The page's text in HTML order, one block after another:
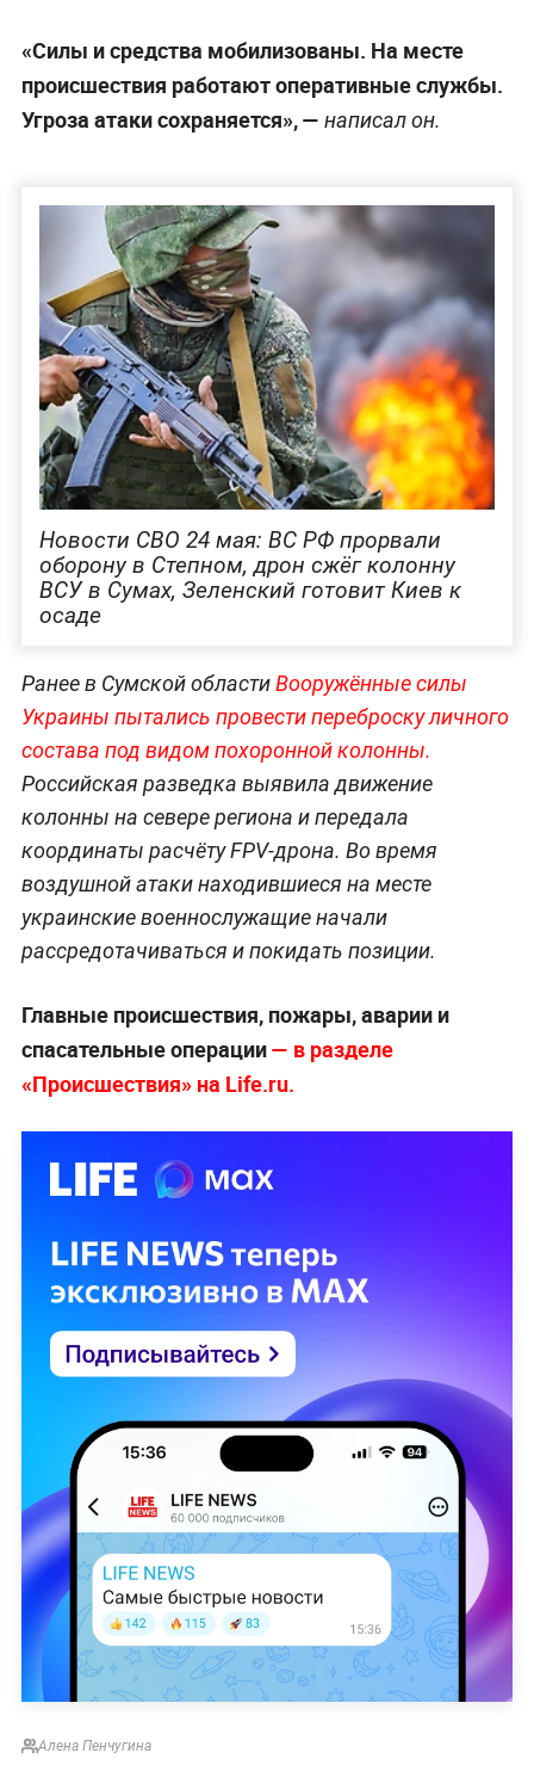
«Силы и средства мобилизованы. На месте
происшествия работают оперативные службы.
Угроза атаки сохраняется», — написал он.
Новости СВО 24 мая: ВС РФ прорвали
оборону в Степном, дрон сжёг колонну
ВСУ в Сумах, Зеленский готовит Киев к
осаде
Ранее в Сумской областиВооружённые силы
Украины пытались провести переброску личного
состава под видом похоронной колонны.
Российская разведка выявила движение
колонны на севере региона и передала
координаты расчёту FPV-дрона. Во время
воздушной атаки находившиеся на месте
украинские военнослужащие начали
рассредотачиваться и покидать позиции.
Главные происшествия, пожары, аварии и
спасательные операции— в разделе
«Происшествия» на Life.ru.
Алена Пенчугина